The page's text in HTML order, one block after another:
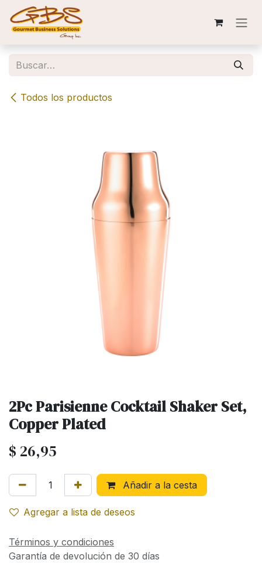
Ir al contenido
Todos los productos
2Pc Parisienne Cocktail Shaker Set,
Copper Plated
$ 26,95
Añadir a la cesta
Agregar a lista de deseos
Términos y condiciones
Garantía de devolución de 30 días